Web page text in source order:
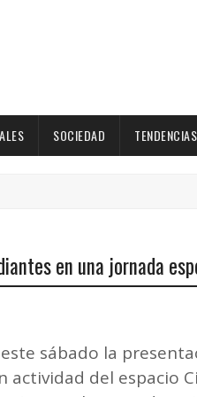
SOCIEDAD TENDENCIAS
en una jornada
sábado la
del espacio